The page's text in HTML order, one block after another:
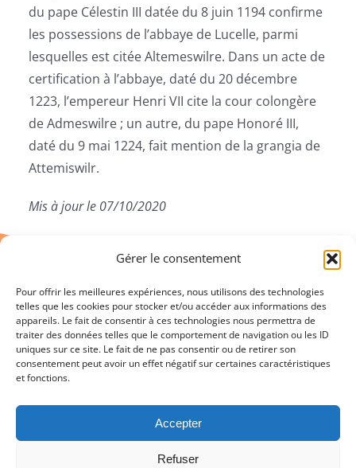
Gérer le consentement
Pour offrir les meilleures expériences, nous utilisons des technologies
telles que les cookies pour stocker et/ou accéder aux informations des
appareils. Le fait de consentir à ces technologies nous permettra de
traiter des données telles que le comportement de navigation ou les ID
uniques sur ce site. Le fait de ne pas consentir ou de retirer son
consentement peut avoir un effet négatif sur certaines caractéristiques
et fonctions.
Accepter
Refuser
du pape Célestin III datée du 8 juin 1194 confirme
les possessions de l’abbaye de Lucelle, parmi
lesquelles est citée Altemeswilre. Dans un acte de
certification à l’abbaye, daté du 20 décembre
1223, l’empereur Henri VII cite la cour colongère
de Admeswilre ; un autre, du pape Honoré III,
daté du 9 mai 1224, fait mention de la grangia de
Attemiswilr.
Mis à jour le 07/10/2020
Copyright 2021 |Mairie